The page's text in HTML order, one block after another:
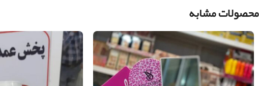
محصولات مشابه